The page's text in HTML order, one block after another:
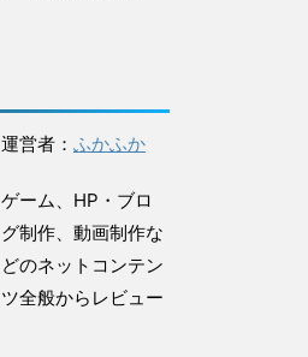
運営者： ふかふか
ゲーム、HP・ブロ
グ制作、動画制作な
どのネットコンテン
ツ全般からレビュー